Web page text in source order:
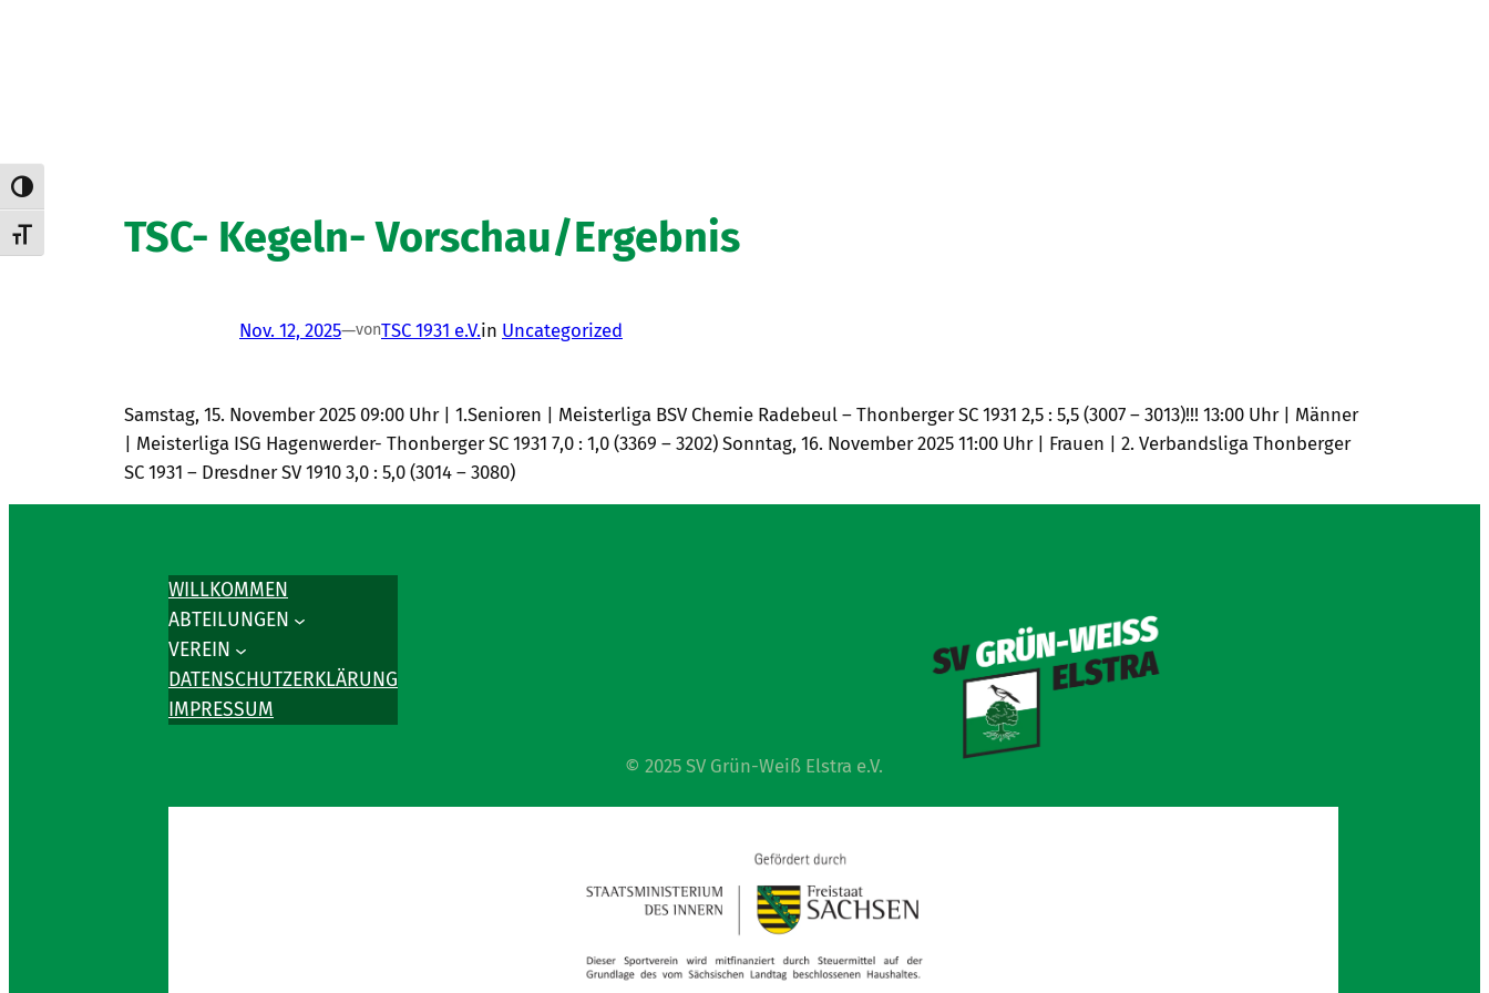
Umschalten auf hohe Kontraste
Schrift vergrößernTSC- Kegeln- Vorschau/Ergebnis
Nov. 12, 2025—vonTSC 1931 e.V.in Uncategorized
Samstag, 15. November 2025 09:00 Uhr | 1.Senioren | Meisterliga BSV Chemie Radebeul – Thonberger SC 1931 2,5 : 5,5 (3007 – 3013)!!! 13:00 Uhr | Männer
| Meisterliga ISG Hagenwerder- Thonberger SC 1931 7,0 : 1,0 (3369 – 3202) Sonntag, 16. November 2025 11:00 Uhr | Frauen | 2. Verbandsliga Thonberger
SC 1931 – Dresdner SV 1910 3,0 : 5,0 (3014 – 3080)
WILLKOMMEN
ABTEILUNGEN
VEREIN
DATENSCHUTZERKLÄRUNG
IMPRESSUM
© 2025 SV Grün-Weiß Elstra e.V.